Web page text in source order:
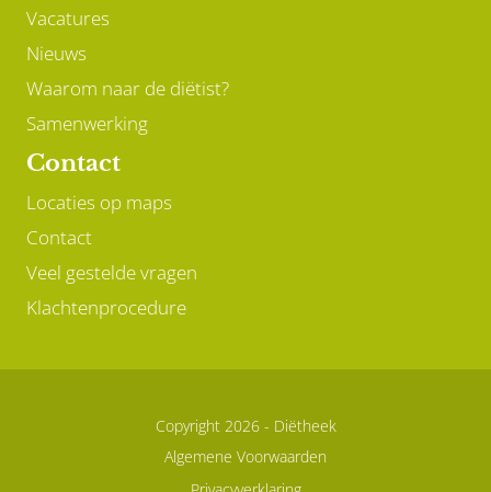
Vacatures
Nieuws
Waarom naar de diëtist?
Samenwerking
Contact
Locaties op maps
Contact
Veel gestelde vragen
Klachtenprocedure
Copyright 2026 - Diëtheek
Algemene Voorwaarden